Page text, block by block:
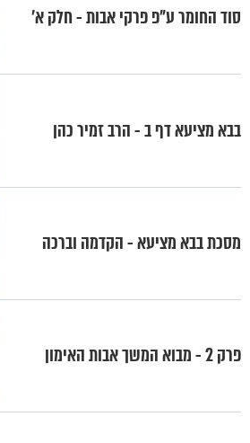
סוד החומר ע"פ פרקי אבות - חלק א’
בבא מציעא דף ב - הרב זמיר כהן
מסכת בבא מציעא - הקדמה וברכה
פרק 2 - מבוא המשך אבות האימון